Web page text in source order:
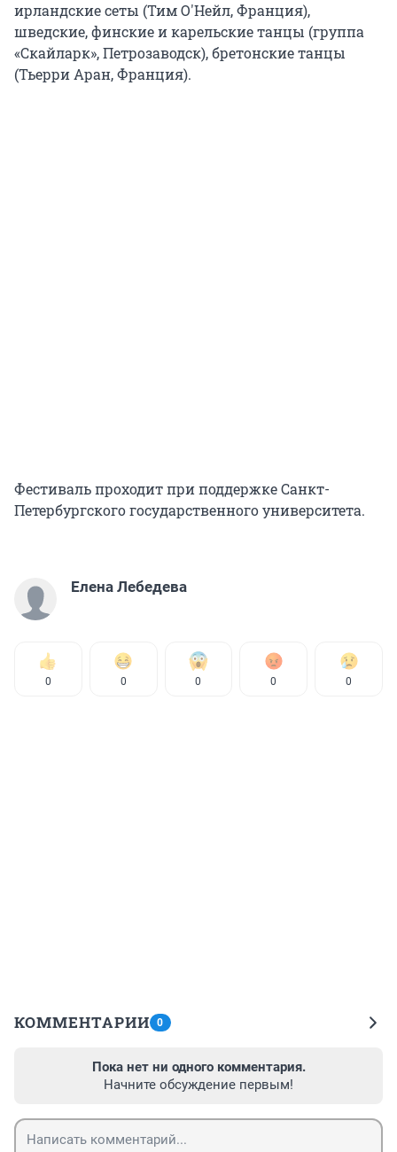
ирландские сеты (Тим О'Нейл, Франция),
шведские, финские и карельские танцы (группа
«Скайларк», Петрозаводск), бретонские танцы
(Тьерри Аран, Франция).
Фестиваль проходит при поддержке Санкт-
Петербургского государственного университета.
Елена Лебедева
0 0 0 0 0
КОММЕНТАРИИ 0
Пока нет ни одного комментария.
Начните обсуждение первым!